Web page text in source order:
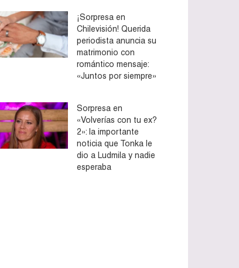
¡Sorpresa en
Chilevisión! Querida
periodista anuncia su
matrimonio con
romántico mensaje:
«Juntos por siempre»
Sorpresa en
«Volverías con tu ex?
2»: la importante
noticia que Tonka le
dio a Ludmila y nadie
esperaba